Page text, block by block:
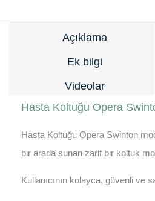
Açıklama
Ek bilgi
Videolar
Hasta Koltuğu Opera
Hasta Koltuğu Opera Swinton
bir arada sunan zarif bir koltuk
Kullanıcının kolayca, güvenli ve